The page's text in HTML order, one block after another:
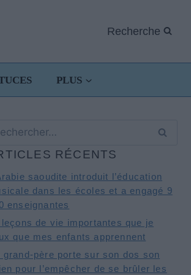
Recherche
PLUS
:
RÉCENTS
saoudite introduit l’éducation
dans les écoles et a engagé 9
enseignantes
leçons de vie importantes que je
que mes enfants apprennent
grand-père porte sur son dos son
pour l’empêcher de se brûler les